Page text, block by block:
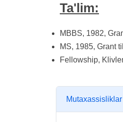
Ta'lim:
MBBS, 1982,
MS, 1985, Grant
Fellowship,
Mutaxassisliklar